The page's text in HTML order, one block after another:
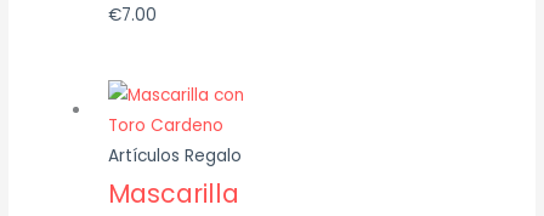
€7.00
Artículos Regalo
Mascarilla